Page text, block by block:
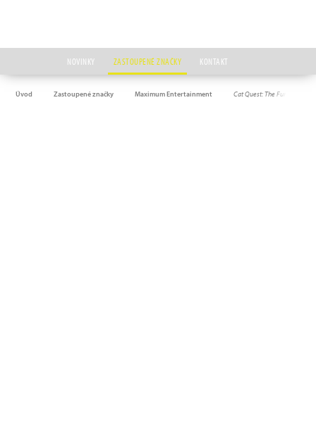
NOVINKY ZASTOUPENÉ ZNAČKY KONTAKT
Úvod Zastoupené značky Maximum Entertainment Cat Quest: The Fur-tastic